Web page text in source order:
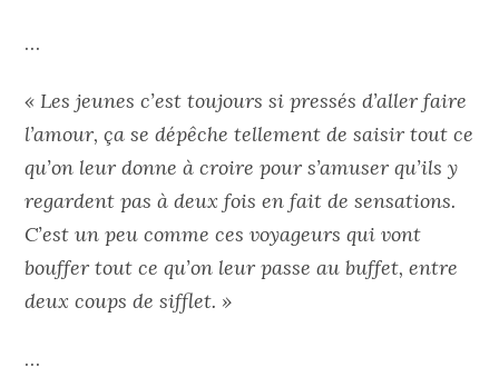
…
« Les jeunes c’est toujours si pressés d’aller faire
l’amour, ça se dépêche tellement de saisir tout ce
qu’on leur donne à croire pour s’amuser qu’ils y
regardent pas à deux fois en fait de sensations.
C’est un peu comme ces voyageurs qui vont
bouffer tout ce qu’on leur passe au buffet, entre
deux coups de sifflet. »
…